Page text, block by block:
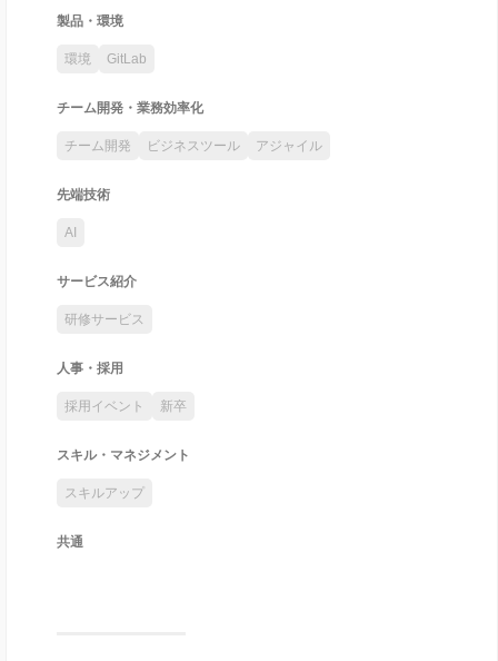
製品・環境
環境 GitLab
チーム開発・業務効率化
チーム開発 ビジネスツール アジャイル
先端技術
AI
サービス紹介
研修サービス
人事・採用
採用イベント 新卒
スキル・マネジメント
スキルアップ
共通